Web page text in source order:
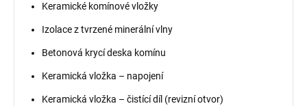
Keramické komínové vložky
Izolace z tvrzené minerální vlny
Betonová krycí deska komínu
Keramická vložka – napojení
Keramická vložka – čistící díl (revizní otvor)